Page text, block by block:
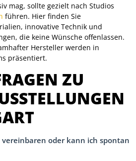
mag, sollte gezielt nach Studios
führen. Hier finden Sie
innovative Technik und
die keine Wünsche offenlassen.
Hersteller werden in
präsentiert.
ZU
oder kann ich spontan